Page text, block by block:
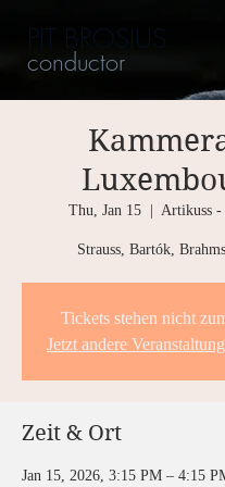
PIT BROSIUS
conductor
Thu, Jan 15
  |
Artikuss -
Strauss, Bartók,
Tickets stehen nicht
Jetzt andere
Zeit & Ort
Jan 15, 2026, 3:15 PM – 4:15